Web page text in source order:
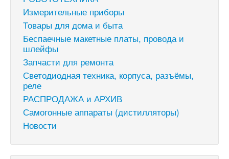
Измерительные приборы
Товары для дома и быта
Беспаечные макетные платы, провода и
шлейфы
Запчасти для ремонта
Светодиодная техника, корпуса, разъёмы,
реле
РАСПРОДАЖА и АРХИВ
Самогонные аппараты (дистилляторы)
Новости